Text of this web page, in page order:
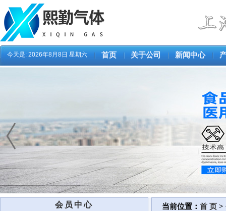
今天是: 2026年8月8日 星期六 首页 关于公司 新闻中心
会员中心 当前位置： 首 页 >